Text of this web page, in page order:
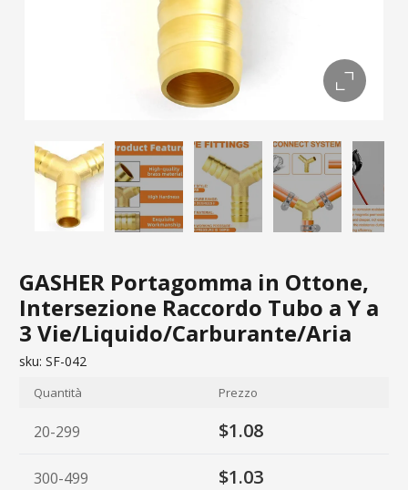
GASHER Portagomma in Ottone,
Intersezione Raccordo Tubo a Y a
3 Vie/Liquido/Carburante/Aria
sku: SF-042
Quantità Prezzo
20-299 $1.08
300-499 $1.03